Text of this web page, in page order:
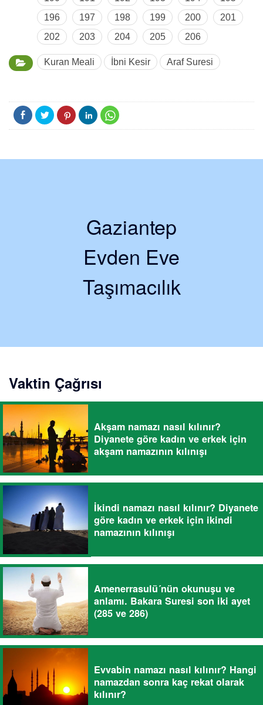
196
197 198 199 200
201
202
203 204 205 206
Kuran Meali İbni Kesir Araf Suresi
Gaziantep
Evden Eve
Taşımacılık
Vaktin Çağrısı
Akşam namazı nasıl kılınır?
Diyanete göre kadın ve erkek için
akşam namazının kılınışı
İkindi namazı nasıl kılınır? Diyanete
göre kadın ve erkek için ikindi
namazının kılınışı
Amenerrasulü´nün okunuşu ve
anlamı. Bakara Suresi son iki ayet
(285 ve 286)
Evvabin namazı nasıl kılınır? Hangi
namazdan sonra kaç rekat olarak
kılınır?